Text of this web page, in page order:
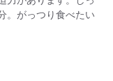
。がっつり食べたい